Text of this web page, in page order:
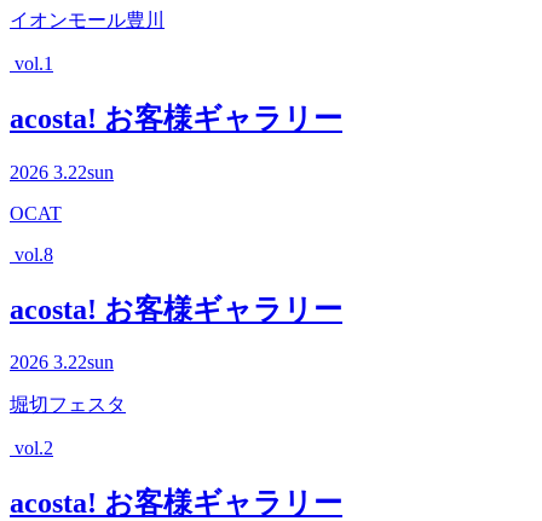
イオンモール豊川
vol.1
acosta! お客様ギャラリー
2026 3.22sun
OCAT
vol.8
acosta! お客様ギャラリー
2026 3.22sun
堀切フェスタ
vol.2
acosta! お客様ギャラリー